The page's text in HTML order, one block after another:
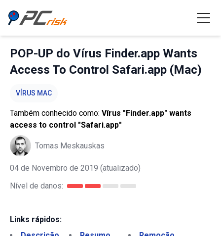
POP-UP do Vírus Finder.app Wants
Access To Control Safari.app (Mac)
VÍRUS MAC
Também conhecido como: Vírus "Finder.app" wants
access to control "Safari.app"
Tomas Meskauskas
04 de Novembro de 2019 (atualizado)
Nível de danos:
Links rápidos: